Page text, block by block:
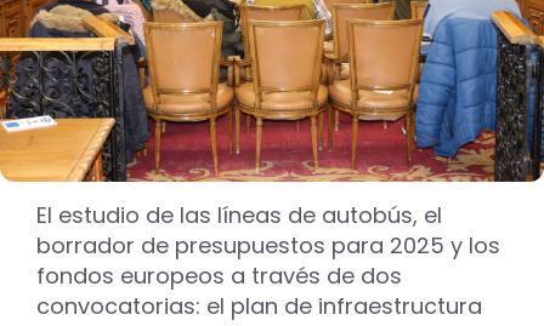
El estudio de las líneas de autobús, el
borrador de presupuestos para 2025 y los
fondos europeos a través de dos
convocatorias: el plan de infraestructura